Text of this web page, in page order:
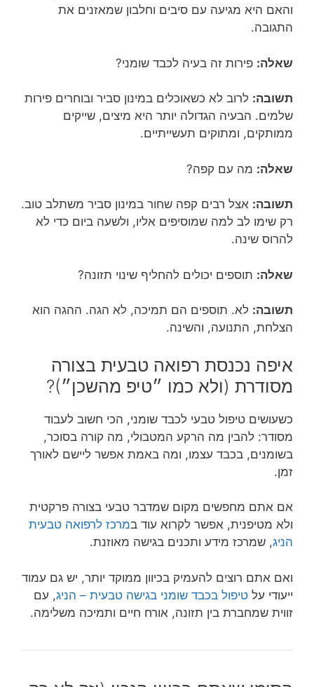
והאם היא מגיעה עם סיבים וחלבון שמאזנים את
התגובה.
שאלה: פירות זה בעיה לכבד שומני?
תשובה: לרוב לא כשאוכלים במינון סביר ובוחרים פירות
שלמים. הבעיה הגדולה יותר היא מיצים, שייקים
ממותקים, ומתוקים תעשייתיים.
שאלה: מה עם קפה?
תשובה: אצל רבים קפה שחור במינון סביר משתלב טוב.
רק שימו לב למה שמוסיפים אליו, ולשעה ביום כדי לא
להרוס שינה.
שאלה: תוספים יכולים להחליף שינוי תזונה?
תשובה: לא. תוספים הם תמיכה, לא הגה. ההגה הוא
הצלחת, התנועה, והשינה.
איפה נכנסת רפואה טבעית בצורה
מסודרת (ולא כמו ״טיפ מהשכן״)?
כשעושים טיפול טבעי לכבד שומני, הכי חשוב לעבוד
מסודר: להבין מה הרקע המטבולי, מה קורה בסוכר,
בשומנים, בכבד עצמו, ומה באמת אפשר ליישם לאורך
זמן.
אם אתם מחפשים מקום שמדבר טבעי בצורה פרקטית
ולא מטיפנית, אפשר לקרוא עוד במרכז לרפואה טבעית
הניג, שמרכז מידע ותכנים בגישה מאוזנת.
ואם אתם רוצים להעמיק בכיוון ממוקד יותר, יש גם עמוד
ייעודי על טיפול בכבד שומני בגישה טבעית – הניג, עם
זווית שמחברת בין תזונה, אורח חיים ותמיכה משלימה.